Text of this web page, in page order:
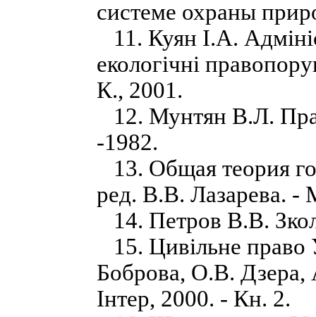
системе охраны
11. Куян І.А.
екологічні
К., 2001.
12. Мунтян В.Л.
-1982.
13. Общая теория
ред. В.В. Лазарева. -
14. Петров В.В.
15. Цивільне
Боброва, О.В. Дзера,
Інтер, 2000. - Кн. 2.